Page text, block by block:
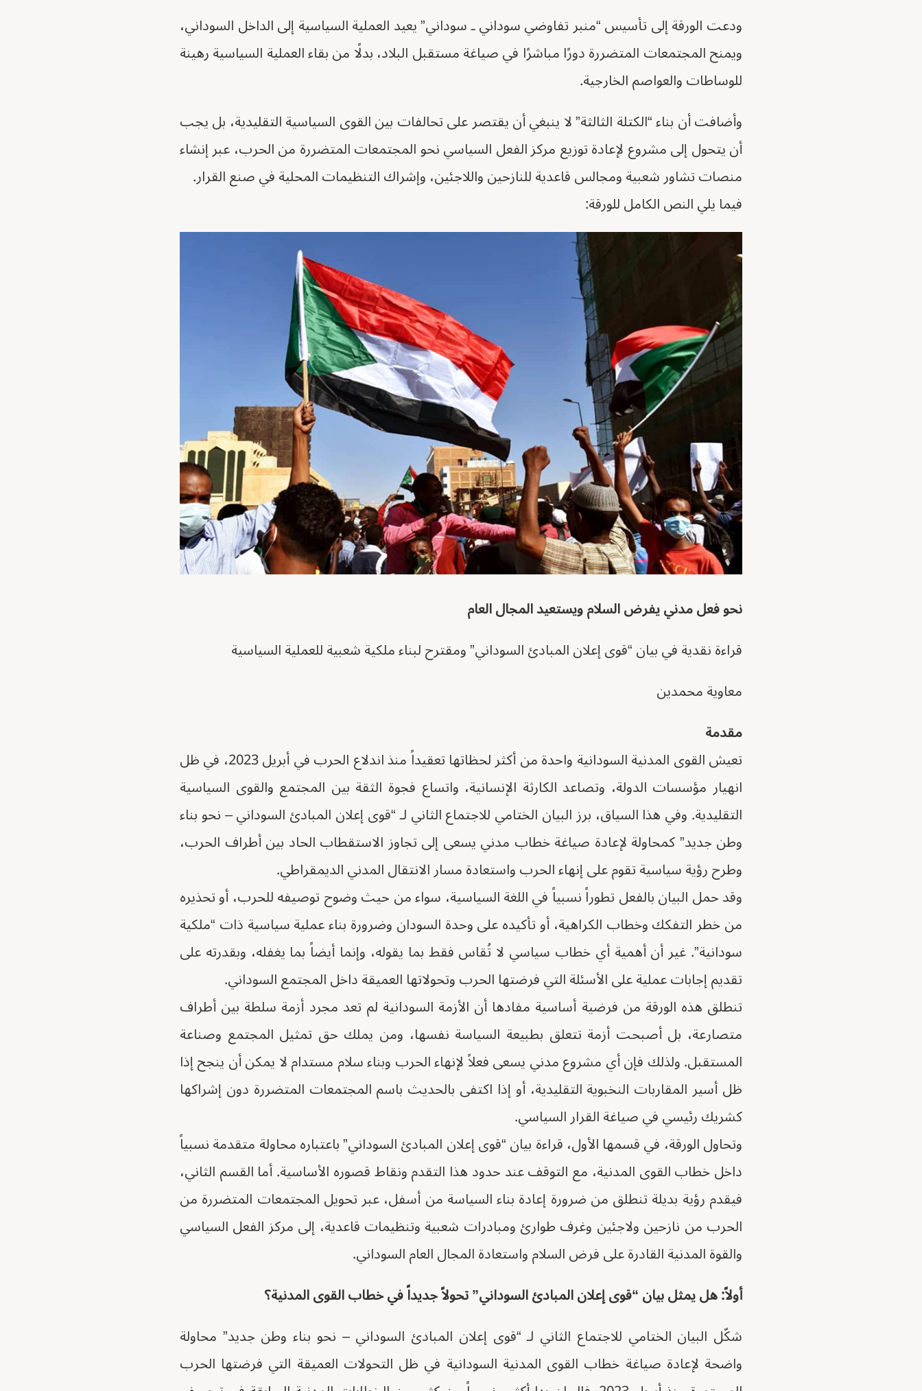
ودعت الورقة إلى تأسيس “منبر تفاوضي سوداني ـ سوداني” يعيد العملية السياسية إلى الداخل السوداني،
ويمنح المجتمعات المتضررة دورًا مباشرًا في صياغة مستقبل البلاد، بدلًا من بقاء العملية السياسية رهينة
للوساطات والعواصم الخارجية.
وأضافت أن بناء “الكتلة الثالثة” لا ينبغي أن يقتصر على تحالفات بين القوى السياسية التقليدية، بل يجب
أن يتحول إلى مشروع لإعادة توزيع مركز الفعل السياسي نحو المجتمعات المتضررة من الحرب، عبر إنشاء
منصات تشاور شعبية ومجالس قاعدية للنازحين واللاجئين، وإشراك التنظيمات المحلية في صنع القرار.
فيما يلي النص الكامل للورقة:
نحو فعل مدني يفرض السلام ويستعيد المجال العام
قراءة نقدية في بيان “قوى إعلان المبادئ السوداني” ومقترح لبناء ملكية شعبية للعملية السياسية
معاوية محمدين
مقدمة
تعيش القوى المدنية السودانية واحدة من أكثر لحظاتها تعقيداً منذ اندلاع الحرب في أبريل 2023، في ظل
انهيار مؤسسات الدولة، وتصاعد الكارثة الإنسانية، واتساع فجوة الثقة بين المجتمع والقوى السياسية
التقليدية. وفي هذا السياق، برز البيان الختامي للاجتماع الثاني لـ “قوى إعلان المبادئ السوداني – نحو بناء
وطن جديد” كمحاولة لإعادة صياغة خطاب مدني يسعى إلى تجاوز الاستقطاب الحاد بين أطراف الحرب،
وطرح رؤية سياسية تقوم على إنهاء الحرب واستعادة مسار الانتقال المدني الديمقراطي.
وقد حمل البيان بالفعل تطوراً نسبياً في اللغة السياسية، سواء من حيث وضوح توصيفه للحرب، أو تحذيره
من خطر التفكك وخطاب الكراهية، أو تأكيده على وحدة السودان وضرورة بناء عملية سياسية ذات “ملكية
سودانية”. غير أن أهمية أي خطاب سياسي لا تُقاس فقط بما يقوله، وإنما أيضاً بما يغفله، وبقدرته على
تقديم إجابات عملية على الأسئلة التي فرضتها الحرب وتحولاتها العميقة داخل المجتمع السوداني.
تنطلق هذه الورقة من فرضية أساسية مفادها أن الأزمة السودانية لم تعد مجرد أزمة سلطة بين أطراف
متصارعة، بل أصبحت أزمة تتعلق بطبيعة السياسة نفسها، ومن يملك حق تمثيل المجتمع وصناعة
المستقبل. ولذلك فإن أي مشروع مدني يسعى فعلاً لإنهاء الحرب وبناء سلام مستدام لا يمكن أن ينجح إذا
ظل أسير المقاربات النخبوية التقليدية، أو إذا اكتفى بالحديث باسم المجتمعات المتضررة دون إشراكها
كشريك رئيسي في صياغة القرار السياسي.
وتحاول الورقة، في قسمها الأول، قراءة بيان “قوى إعلان المبادئ السوداني” باعتباره محاولة متقدمة نسبياً
داخل خطاب القوى المدنية، مع التوقف عند حدود هذا التقدم ونقاط قصوره الأساسية. أما القسم الثاني،
فيقدم رؤية بديلة تنطلق من ضرورة إعادة بناء السياسة من أسفل، عبر تحويل المجتمعات المتضررة من
الحرب من نازحين ولاجئين وغرف طوارئ ومبادرات شعبية وتنظيمات قاعدية، إلى مركز الفعل السياسي
والقوة المدنية القادرة على فرض السلام واستعادة المجال العام السوداني.
أولاً: هل يمثل بيان “قوى إعلان المبادئ السوداني” تحولاً جديداً في خطاب القوى المدنية؟
شكّل البيان الختامي للاجتماع الثاني لـ “قوى إعلان المبادئ السوداني – نحو بناء وطن جديد” محاولة
واضحة لإعادة صياغة خطاب القوى المدنية السودانية في ظل التحولات العميقة التي فرضتها الحرب